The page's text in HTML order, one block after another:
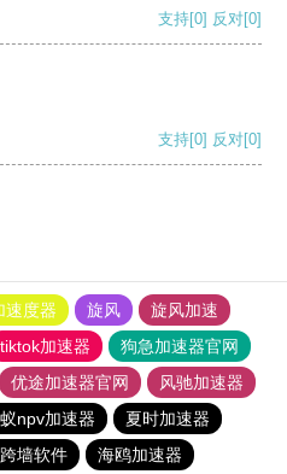
支持[0] 反对[0]
支持[0] 反对[0]
速度器 旋风
旋风加速
tiktok加速器
狗急加速器官网
优途加速器官网
风驰加速器
npv加速器
夏时加速器
墙软件 海鸥加速器